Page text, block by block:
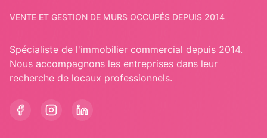
VENTE ET GESTION DE MURS OCCUPÉS DEPUIS 2014
Spécialiste de l'immobilier commercial depuis 2014.
Nous accompagnons les entreprises dans leur
recherche de locaux professionnels.